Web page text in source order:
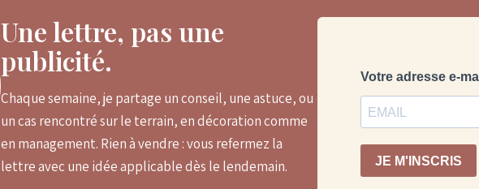
Une lettre, pas une
publicité.
Chaque semaine, je partage un conseil, une astuce, ou
un cas rencontré sur le terrain, en décoration comme
en management. Rien à vendre : vous refermez la
lettre avec une idée applicable dès le lendemain.